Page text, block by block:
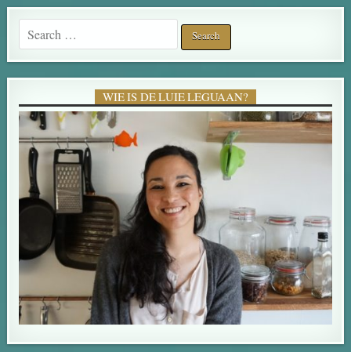
Search for:
WIE IS DE LUIE LEGUAAN?